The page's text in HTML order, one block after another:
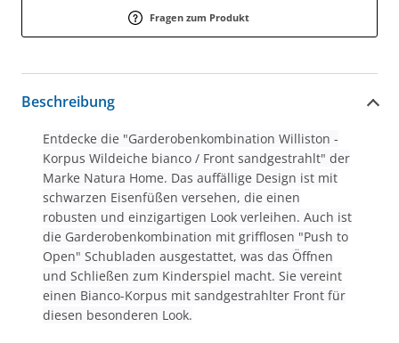
Fragen zum Produkt
Beschreibung
Entdecke die "Garderobenkombination Williston -
Korpus Wildeiche bianco / Front sandgestrahlt" der
Marke Natura Home. Das auffällige Design ist mit
schwarzen Eisenfüßen versehen, die einen
robusten und einzigartigen Look verleihen. Auch ist
die Garderobenkombination mit grifflosen "Push to
Open" Schubladen ausgestattet, was das Öffnen
und Schließen zum Kinderspiel macht. Sie vereint
einen Bianco-Korpus mit sandgestrahlter Front für
diesen besonderen Look.